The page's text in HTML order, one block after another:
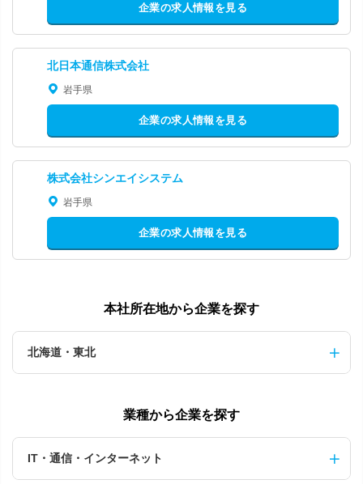
企業の求人情報を見る
北日本通信株式会社
岩手県
企業の求人情報を見る
株式会社シンエイシステム
岩手県
企業の求人情報を見る
本社所在地から企業を探す
北海道・東北
業種から企業を探す
IT・通信・インターネット